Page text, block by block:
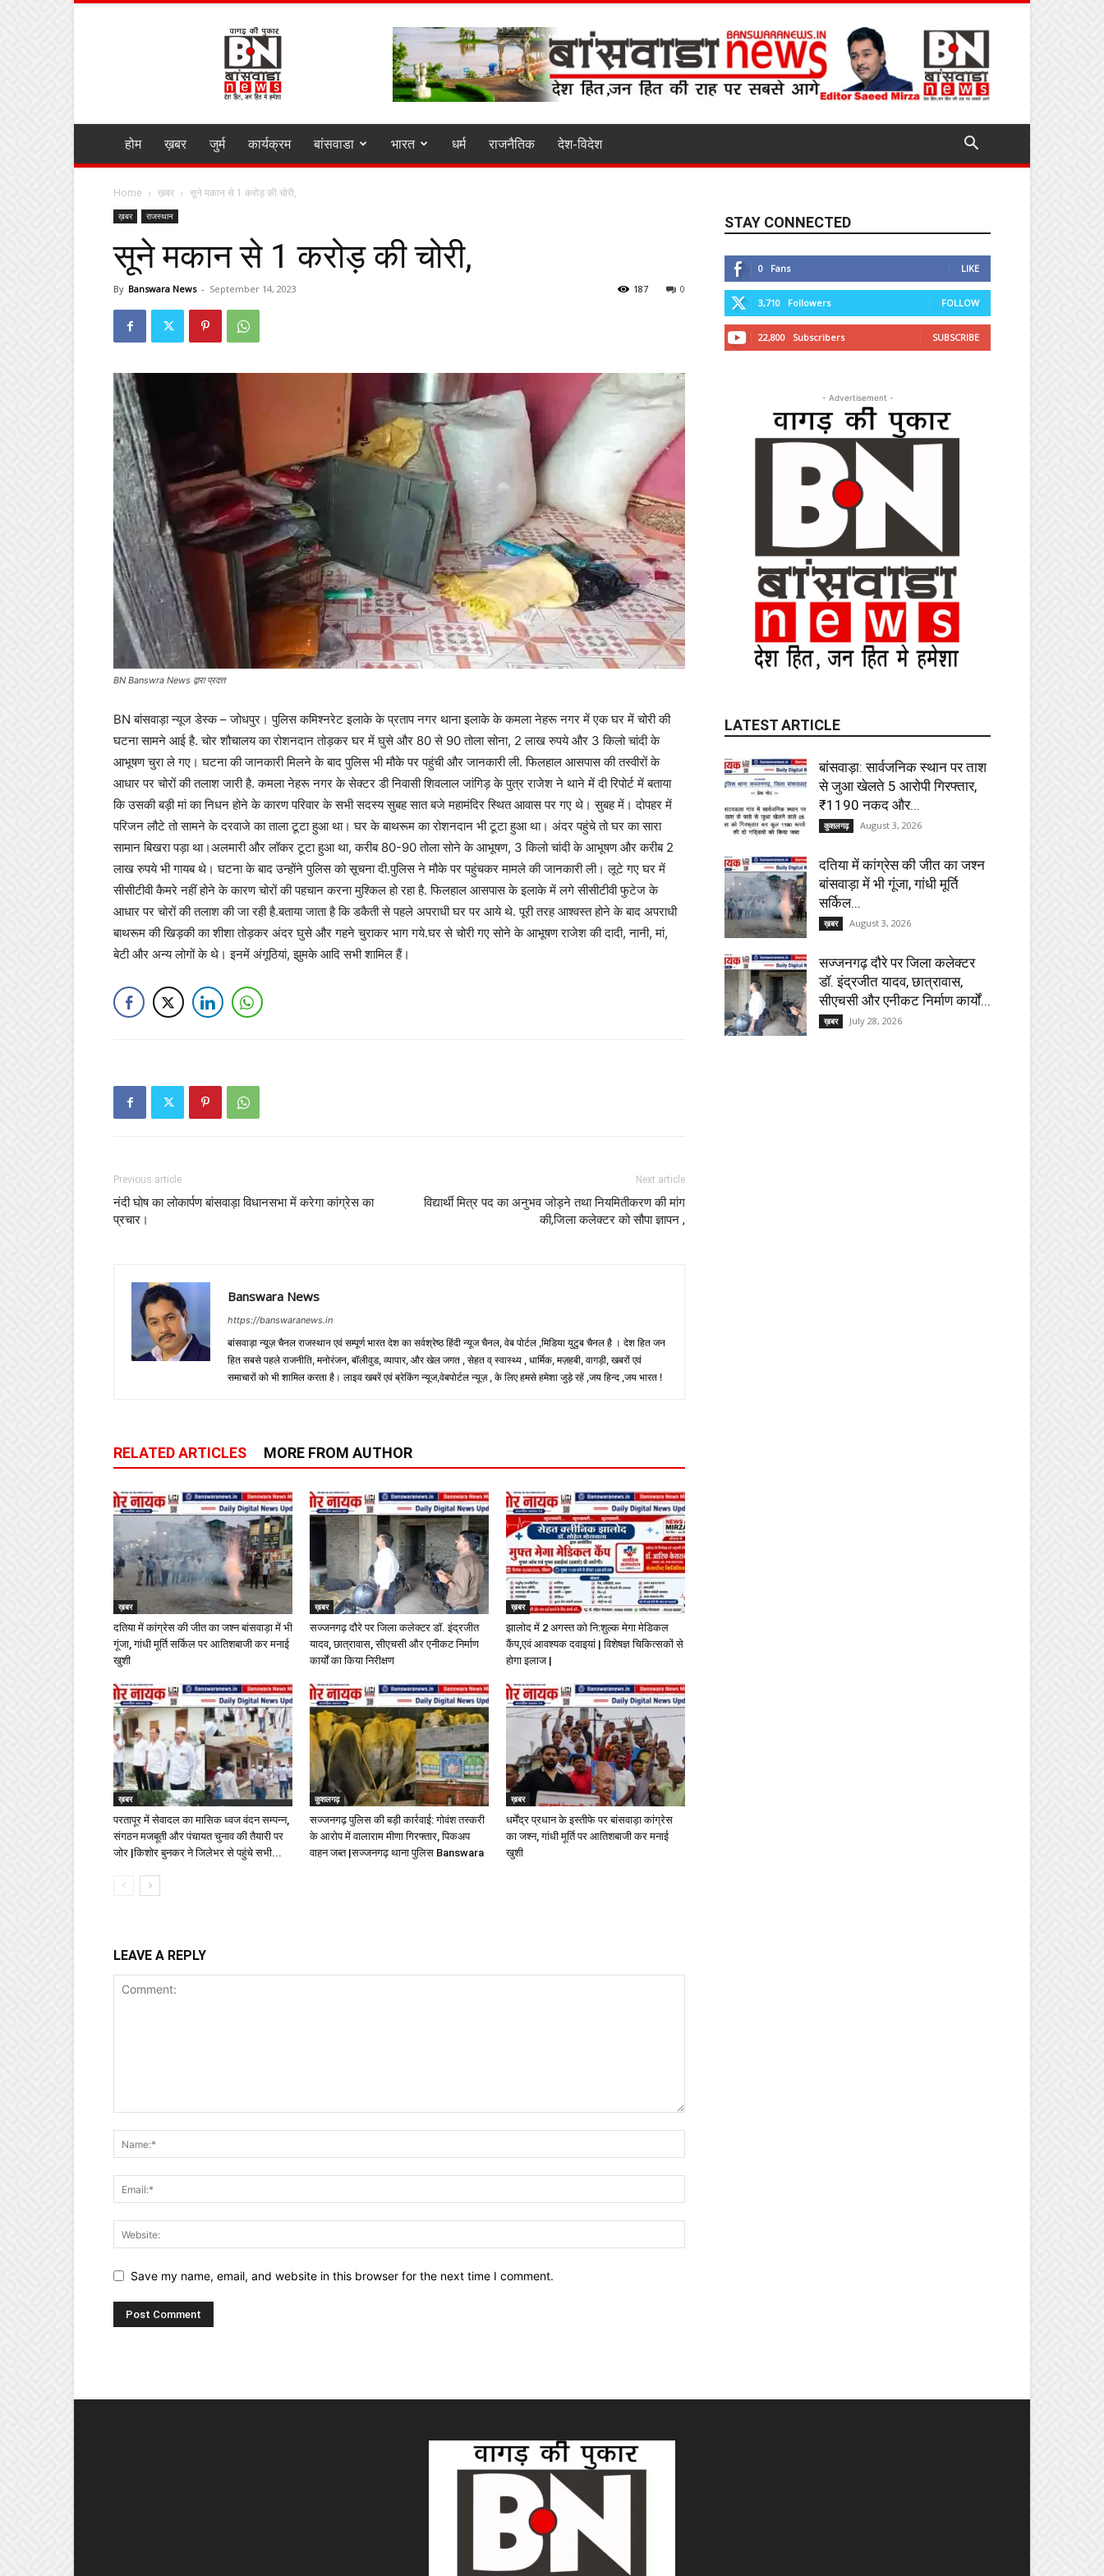
BANSWARA
NEWS
MIRZA
होम ख़बर जुर्म कार्यक्रम बांसवाडा भारत धर्म राजनैतिक देश-विदेश
Home ख़बर सूने मकान से 1 करोड़ की चोरी,
ख़बर राजस्थान
सूने मकान से 1 करोड़ की चोरी,
By Banswara News - September 14, 2023 0
187
BN Banswra News द्वारा प्रदत्त
BN बांसवाड़ा न्यूज डेस्क – जोधपुर। पुलिस कमिश्नरेट इलाके के प्रताप नगर थाना इलाके के कमला नेहरू नगर में एक घर में चोरी की
घटना सामने आई है. चोर शौचालय का रोशनदान तोड़कर घर में घुसे और 80 से 90 तोला सोना, 2 लाख रुपये और 3 किलो चांदी के
आभूषण चुरा ले गए। घटना की जानकारी मिलने के बाद पुलिस भी मौके पर पहुंची और जानकारी ली. फिलहाल आसपास की तस्वीरों के
आधार पर चोरों की तलाश जारी है. कमला नेहरू नगर के सेक्टर डी निवासी शिवलाल जांगिड़ के पुत्र राजेश ने थाने में दी रिपोर्ट में बताया
कि उसकी बड़ी मां का निधन होने के कारण परिवार के सभी सदस्य सुबह सात बजे महामंदिर स्थित आवास पर गए थे। सुबह में। दोपहर में
परिजन लौटे तो सामने के दरवाजे का ताला टूटा हुआ था। घर के बाथरूम का रोशनदान भी टूटा हुआ था। अंदर पहुंचे तो घर का सारा
सामान बिखरा पड़ा था।अलमारी और लॉकर टूटा हुआ था, करीब 80-90 तोला सोने के आभूषण, 3 किलो चांदी के आभूषण और करीब 2
लाख रुपये भी गायब थे। घटना के बाद उन्होंने पुलिस को सूचना दी.पुलिस ने मौके पर पहुंचकर मामले की जानकारी ली। लूटे गए घर में
सीसीटीवी कैमरे नहीं होने के कारण चोरों की पहचान करना मुश्किल हो रहा है. फिलहाल आसपास के इलाके में लगे सीसीटीवी फुटेज के
आधार पर चोरों की तलाश की जा रही है.बताया जाता है कि डकैती से पहले अपराधी घर पर आये थे. पूरी तरह आश्वस्त होने के बाद अपराधी
बाथरूम की खिड़की का शीशा तोड़कर अंदर घुसे और गहने चुराकर भाग गये.घर से चोरी गए सोने के आभूषण राजेश की दादी, नानी, मां,
बेटी और अन्य लोगों के थे। इनमें अंगूठियां, झुमके आदि सभी शामिल हैं।
Previous article
नंदी घोष का लोकार्पण बांसवाड़ा विधानसभा में करेगा कांग्रेस का
प्रचार।
Next article
विद्यार्थी मित्र पद का अनुभव जोड़ने तथा नियमितीकरण की मांग
की,जिला कलेक्टर को सौपा ज्ञापन ,
Banswara News
https://banswaranews.in
बांसवाड़ा न्यूज़ चैनल राजस्थान एवं सम्पूर्ण भारत देश का सर्वश्रेष्ठ हिंदी न्‍यूज चैनल, वेब पोर्टल ,मिडिया युटुब चैनल है । देश हित जन
हित सबसे पहले राजनीति, मनोरंजन, बॉलीवुड, व्यापार, और खेल जगत , सेहत व् स्वास्थ्य , धार्मिक, मज़हबी, वागड़ी, खबरों एवं
समाचारों को भी शामिल करता है। लाइव खबरें एवं ब्रेकिंग न्यूज,वेबपोर्टल न्यूज़ , के लिए हमसे हमेशा जुड़े रहें ,जय हिन्द ,जय भारत !
RELATED ARTICLES MORE FROM AUTHOR
ख़बर
दतिया में कांग्रेस की जीत का जश्न बांसवाड़ा में भी
गूंजा, गांधी मूर्ति सर्किल पर आतिशबाजी कर मनाई
खुशी
ख़बर
सज्जनगढ़ दौरे पर जिला कलेक्टर डॉ. इंद्रजीत
यादव, छात्रावास, सीएचसी और एनीकट निर्माण
कार्यों का किया निरीक्षण
ख़बर
झालोद में 2 अगस्त को नि:शुल्क मेगा मेडिकल
कैंप,एवं आवश्यक दवाइयां | विशेषज्ञ चिकित्सकों से
होगा इलाज |
ख़बर
परतापूर में सेवादल का मासिक ध्वज वंदन सम्पन्न,
संगठन मजबूती और पंचायत चुनाव की तैयारी पर
जोर |किशोर बुनकर ने जिलेभर से पहुंचे सभी...
कुशलगढ़
सज्जनगढ़ पुलिस की बड़ी कार्रवाई: गोवंश तस्करी
के आरोप में वालाराम मीणा गिरफ्तार, पिकअप
वाहन जब्त |सज्जनगढ़ थाना पुलिस Banswara
ख़बर
धर्मेंद्र प्रधान के इस्तीफे पर बांसवाड़ा कांग्रेस
का जश्न, गांधी मूर्ति पर आतिशबाजी कर मनाई
खुशी
LEAVE A REPLY
Save my name, email, and website in this browser for the next time I comment.
STAY CONNECTED
0 Fans LIKE
3,710 Followers FOLLOW
22,800 Subscribers SUBSCRIBE
- Advertisement -
LATEST ARTICLE
बांसवाड़ा: सार्वजनिक स्थान पर ताश
से जुआ खेलते 5 आरोपी गिरफ्तार,
₹1190 नकद और...
कुशलगढ़ August 3, 2026
दतिया में कांग्रेस की जीत का जश्न
बांसवाड़ा में भी गूंजा, गांधी मूर्ति
सर्किल...
ख़बर August 3, 2026
सज्जनगढ़ दौरे पर जिला कलेक्टर
डॉ. इंद्रजीत यादव, छात्रावास,
सीएचसी और एनीकट निर्माण कार्यों...
ख़बर July 28, 2026